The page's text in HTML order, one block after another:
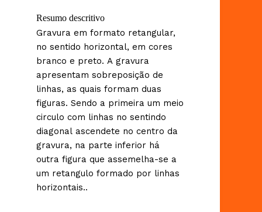
Resumo descritivo
Gravura em formato retangular,
no sentido horizontal, em cores
branco e preto. A gravura
apresentam sobreposição de
linhas, as quais formam duas
figuras. Sendo a primeira um meio
circulo com linhas no sentindo
diagonal ascendete no centro da
gravura, na parte inferior há
outra figura que assemelha-se a
um retangulo formado por linhas
horizontais..